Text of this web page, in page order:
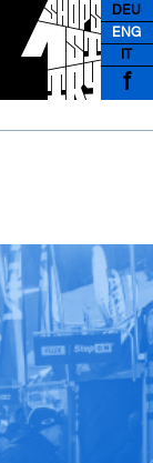
DEU
ENG
f